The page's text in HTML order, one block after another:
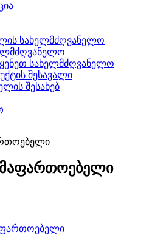
სახელმძღვანელო
სახელმძღვანელო
შესავალი
შესახებ